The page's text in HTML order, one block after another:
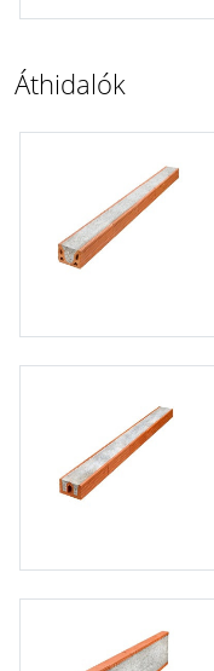
Áthidalók